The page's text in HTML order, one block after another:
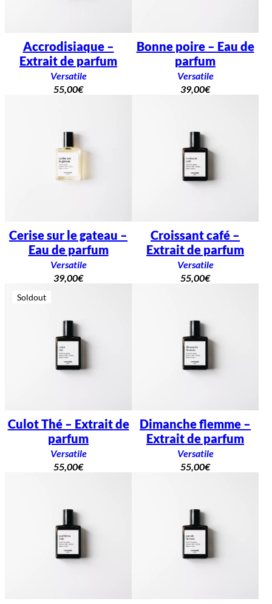
Accrodisiaque –
Extrait de parfum
Versatile
55,00€
Bonne poire – Eau de
parfum
Versatile
39,00€
Cerise sur le gateau –
Eau de parfum
Versatile
39,00€
Croissant café –
Extrait de parfum
Versatile
55,00€
Soldout
Culot Thé – Extrait de
parfum
Versatile
55,00€
Dimanche flemme –
Extrait de parfum
Versatile
55,00€